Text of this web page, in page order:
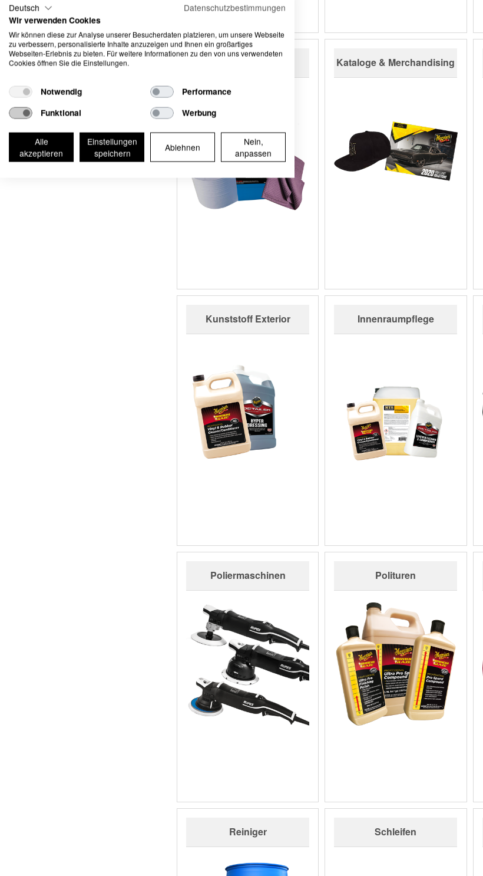
Kataloge & Merchandising
Kunststoff Exterior Innenraumpflege
Poliermaschinen Polituren
Reiniger Schleifen
Deutsch
Datenschutzbestimmungen
Wir verwenden Cookies
Wir können diese zur Analyse unserer Besucherdaten platzieren, um unsere Webseite
zu verbessern, personalisierte Inhalte anzuzeigen und Ihnen ein großartiges
Webseiten-Erlebnis zu bieten. Für weitere Informationen zu den von uns verwendeten
Cookies öffnen Sie die Einstellungen.
Notwendig
Performance
Funktional
Werbung
Alle
akzeptieren
Einstellungen
speichern
Ablehnen
Nein,
anpassen